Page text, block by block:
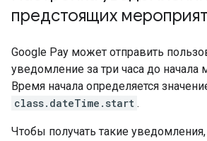
предстоящих
Google Pay может отправить
уведомление за три часа до начала
Время начала определяется
class.dateTime.start .
Чтобы получать такие